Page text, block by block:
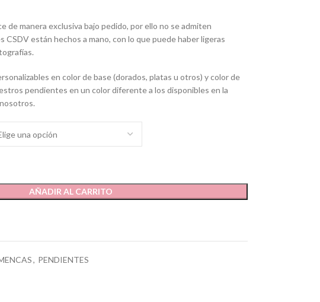
de manera exclusiva bajo pedido, por ello no se admiten
CSDV están hechos a mano, con lo que puede haber ligeras
en color de base (dorados, platas u otros) y color de
pendientes en un color diferente a los disponibles en la
AÑADIR AL CARRITO
, PENDIENTES